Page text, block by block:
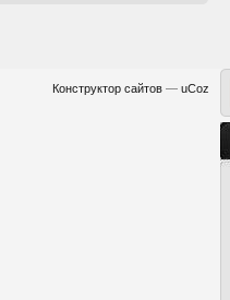
Конструктор сайтов — uCoz